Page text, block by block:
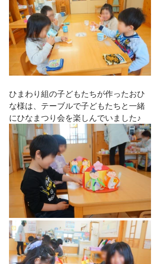
ひまわり組の子どもたちが作ったおひ
な様は、テーブルで子どもたちと一緒
にひなまつり会を楽しんでいました♪